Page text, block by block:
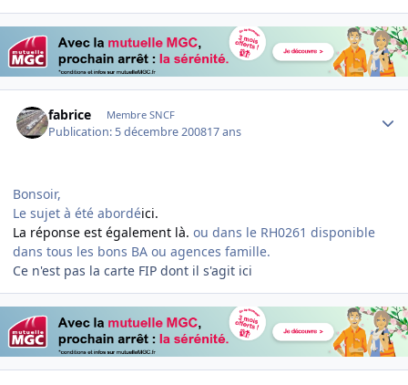
fabrice Membre SNCF
Publication: 5 décembre 200817 ans
Bonsoir,
Le sujet à été abordéici.
La réponse est également là. ou dans le RH0261 disponible
dans tous les bons BA ou agences famille.
Ce n'est pas la carte FIP dont il s'agit ici